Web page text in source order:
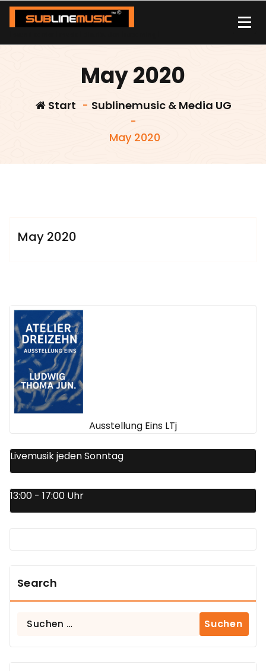
Zum
Inhalt
May 2020
Start - Sublinemusic & Media UG
-
May 2020
Sublinemusic & Media UG
May 2020
Ausstellung Eins LTj
Livemusik jeden Sonntag
13:00 - 17:00 Uhr
Search
Suchen